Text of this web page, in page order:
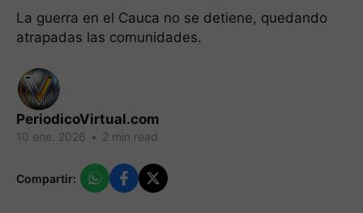
La guerra en el Cauca no se detiene, quedando
atrapadas las comunidades.
PeriodicoVirtual.com
10 ene. 2026 • 2 min read
Compartir: